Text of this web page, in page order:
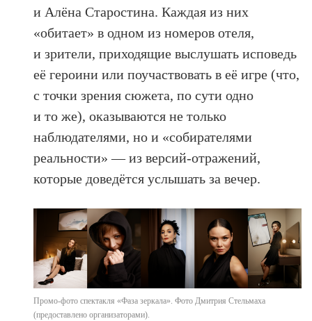
и Алёна Старостина. Каждая из них
«обитает» в одном из номеров отеля,
и зрители, приходящие выслушать исповедь
её героини или поучаствовать в её игре (что,
с точки зрения сюжета, по сути одно
и то же), оказываются не только
наблюдателями, но и «собирателями
реальности» — из версий-отражений,
которые доведётся услышать за вечер.
Промо-фото спектакля «Фаза зеркала». Фото Дмитрия Стельмаха
(предоставлено организаторами).